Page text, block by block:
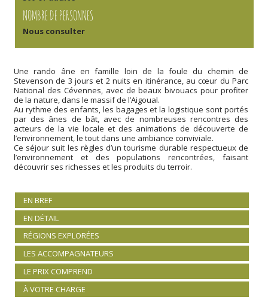
NOMBRE DE PERSONNES
Nous consulter
Une rando âne en famille loin de la foule du chemin de
Stevenson de 3 jours et 2 nuits en itinérance, au cœur du Parc
National des Cévennes, avec de beaux bivouacs pour profiter
de la nature, dans le massif de l’Aigoual.
Au rythme des enfants, les bagages et la logistique sont portés
par des ânes de bât, avec de nombreuses rencontres des
acteurs de la vie locale et des animations de découverte de
l’environnement, le tout dans une ambiance conviviale.
Ce séjour suit les règles d’un tourisme durable respectueux de
l’environnement et des populations rencontrées, faisant
découvrir ses richesses et les produits du terroir.
EN BREF
EN DÉTAIL
RÉGIONS EXPLORÉES
LES ACCOMPAGNATEURS
LE PRIX COMPREND
À VOTRE CHARGE